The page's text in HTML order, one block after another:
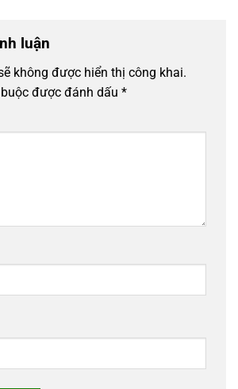
luận
không được hiển thị công khai.
được đánh dấu *